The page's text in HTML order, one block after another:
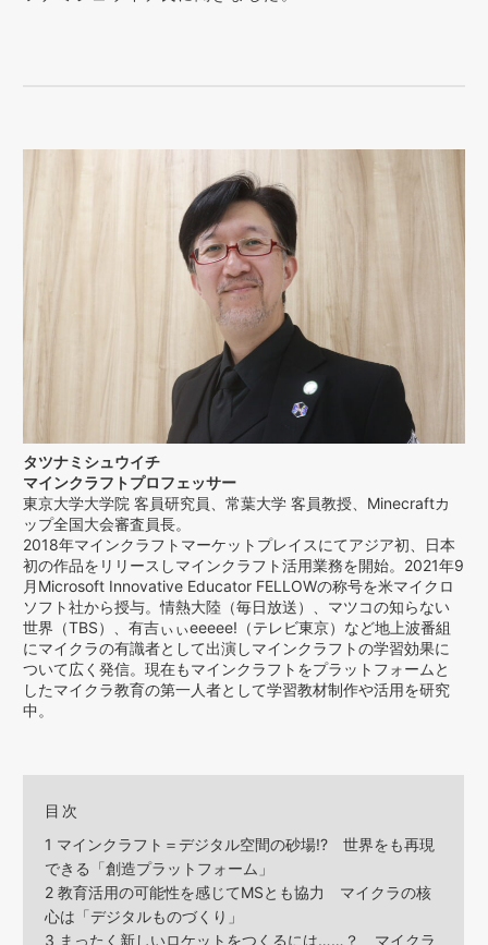
タツナミシュウイチ
マインクラフトプロフェッサー
東京大学大学院 客員研究員、常葉大学 客員教授、Minecraftカ
ップ全国大会審査員長。
2018年マインクラフトマーケットプレイスにてアジア初、日本
初の作品をリリースしマインクラフト活用業務を開始。2021年9
月Microsoft Innovative Educator FELLOWの称号を米マイクロ
ソフト社から授与。情熱大陸（毎日放送）、マツコの知らない
世界（TBS）、有吉ぃぃeeeee!（テレビ東京）など地上波番組
にマイクラの有識者として出演しマインクラフトの学習効果に
ついて広く発信。現在もマインクラフトをプラットフォームと
したマイクラ教育の第一人者として学習教材制作や活用を研究
中。
目次
1 マインクラフト＝デジタル空間の砂場!? 世界をも再現
できる「創造プラットフォーム」
2 教育活用の可能性を感じてMSとも協力 マイクラの核
心は「デジタルものづくり」
3 まったく新しいロケットをつくるには……？ マイクラ